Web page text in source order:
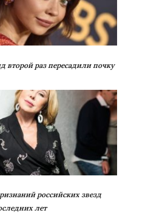
второй раз пересадили почку
российских звезд
лет